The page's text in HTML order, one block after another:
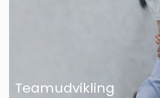
Teamudvikling